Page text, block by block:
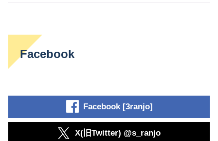
Facebook
Facebook [3ranjo]
X(旧Twitter) @s_ranjo